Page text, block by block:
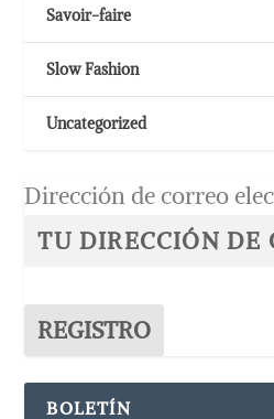
Savoir-faire
Slow Fashion
Uncategorized
Dirección de correo
BOLETÍN